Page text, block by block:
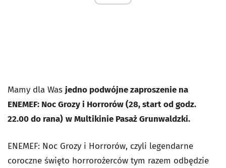
Mamy dla Was jedno podwójne zaproszenie na
ENEMEF: Noc Grozy i Horrorów (28, start od godz.
22.00 do rana) w Multikinie Pasaż Grunwaldzki.
ENEMEF: Noc Grozy i Horrorów, czyli legendarne
coroczne święto horrorożerców tym razem odbędzie